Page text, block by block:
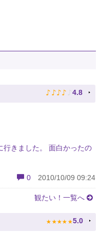
♪ ♪ ♪ ♪ ♪ 4.8
行きました。 面白かったの
0 2010/10/09 09:24
観たい！一覧へ
★ ★ ★ ★ ★ 5.0